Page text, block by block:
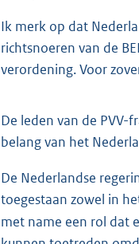
Ik merk op dat
richtsnoeren van de
verordening. Voor
De leden van de PVV-
belang van het
De Nederlandse
toegestaan zowel in
met name een rol dat